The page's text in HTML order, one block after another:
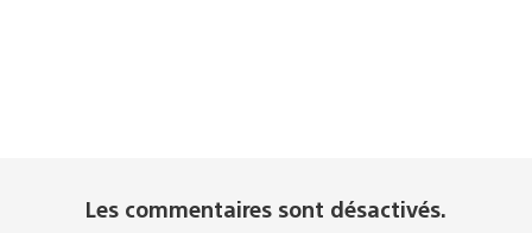
Les commentaires sont désactivés.